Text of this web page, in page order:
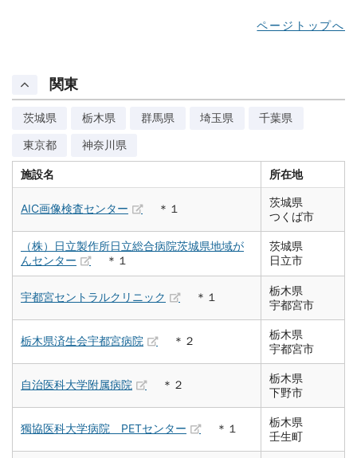
ページトップへ
関東
茨城県 栃木県 群馬県 埼玉県 千葉県
東京都 神奈川県
施設名 所在地
AIC画像検査センター ＊１
茨城県
つくば市
（株）日立製作所日立総合病院茨城県地域が
んセンター
＊１
茨城県
日立市
宇都宮セントラルクリニック ＊１
栃木県
宇都宮市
栃木県済生会宇都宮病院 ＊２
栃木県
宇都宮市
自治医科大学附属病院 ＊２
栃木県
下野市
獨協医科大学病院 PETセンター ＊１
栃木県
壬生町